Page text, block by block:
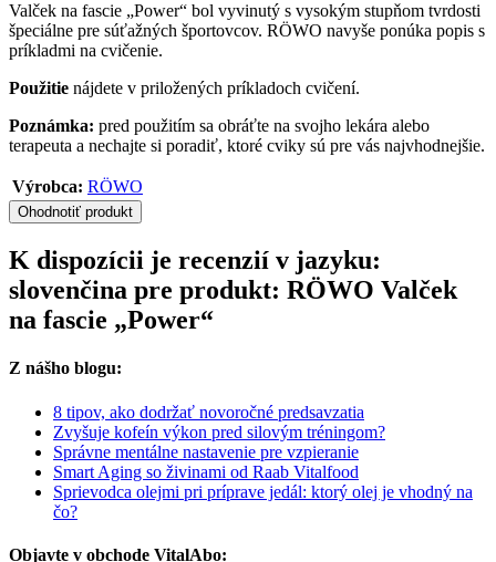
Valček na fascie „Power“ bol vyvinutý s vysokým stupňom tvrdosti
špeciálne pre súťažných športovcov. RÖWO navyše ponúka popis s
príkladmi na cvičenie.
Použitie nájdete v priložených príkladoch cvičení.
Poznámka: pred použitím sa obráťte na svojho lekára alebo
terapeuta a nechajte si poradiť, ktoré cviky sú pre vás najvhodnejšie.
Výrobca: RÖWO
Ohodnotiť produkt
K dispozícii je recenzií v jazyku:
slovenčina pre produkt: RÖWO Valček
na fascie „Power“
Z nášho blogu:
8 tipov, ako dodržať novoročné predsavzatia
Zvyšuje kofeín výkon pred silovým tréningom?
Správne mentálne nastavenie pre vzpieranie
Smart Aging so živinami od Raab Vitalfood
Sprievodca olejmi pri príprave jedál: ktorý olej je vhodný na
čo?
Objavte v obchode VitalAbo: